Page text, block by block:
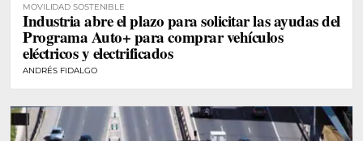
MOVILIDAD SOSTENIBLE
Industria abre el plazo para solicitar las ayudas del
Programa Auto+ para comprar vehículos
eléctricos y electrificados
ANDRÉS FIDALGO